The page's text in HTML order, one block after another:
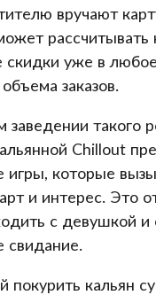
вручают
рассчитывать
уже в
заказов.
заведении такого
Chillout
игры, которые
и интерес. Это
с девушкой и
свидание.
покурить кальян